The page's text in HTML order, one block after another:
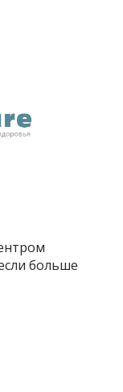
больше